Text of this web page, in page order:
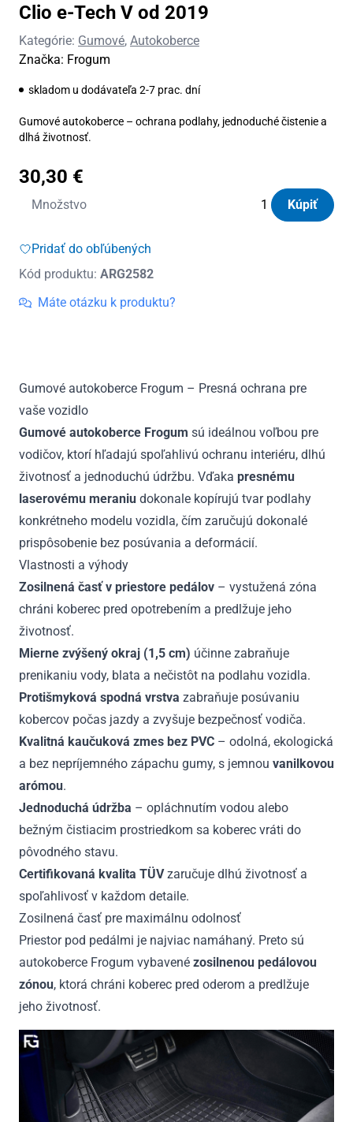
Clio e-Tech V od 2019
Kategórie: Gumové, Autokoberce
Značka: Frogum
skladom u dodávateľa 2-7 prac. dní
Gumové autokoberce – ochrana podlahy, jednoduché čistenie a
dlhá životnosť.
30,30 €
Množstvo
množstvo
gumové
Renault
Clio
2019
Kúpiť
Pridať do obľúbených
Kód produktu: ARG2582
Máte otázku k produktu?
Gumové autokoberce Frogum – Presná ochrana pre
vaše vozidlo
Gumové autokoberce Frogum sú ideálnou voľbou pre
vodičov, ktorí hľadajú spoľahlivú ochranu interiéru, dlhú
životnosť a jednoduchú údržbu. Vďaka presnému
laserovému meraniu dokonale kopírujú tvar podlahy
konkrétneho modelu vozidla, čím zaručujú dokonalé
prispôsobenie bez posúvania a deformácií.
Vlastnosti a výhody
Zosilnená časť v priestore pedálov – vystužená zóna
chráni koberec pred opotrebením a predlžuje jeho
životnosť.
Mierne zvýšený okraj (1,5 cm) účinne zabraňuje
prenikaniu vody, blata a nečistôt na podlahu vozidla.
Protišmyková spodná vrstva zabraňuje posúvaniu
kobercov počas jazdy a zvyšuje bezpečnosť vodiča.
Kvalitná kaučuková zmes bez PVC – odolná, ekologická
a bez nepríjemného zápachu gumy, s jemnou vanilkovou
arómou.
Jednoduchá údržba – opláchnutím vodou alebo
bežným čistiacim prostriedkom sa koberec vráti do
pôvodného stavu.
Certifikovaná kvalita TÜVzaručuje dlhú životnosť a
spoľahlivosť v každom detaile.
Zosilnená časť pre maximálnu odolnosť
Priestor pod pedálmi je najviac namáhaný. Preto sú
autokoberce Frogum vybavené zosilnenou pedálovou
zónou, ktorá chráni koberec pred oderom a predlžuje
jeho životnosť.